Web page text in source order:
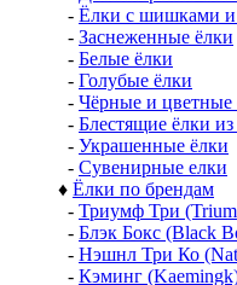
- Ёлки с шишками и
- Заснеженные ёлки
- Белые ёлки
- Голубые ёлки
- Чёрные и цветные
- Блестящие ёлки
- Украшенные ёлки
- Сувенирные елки
♦ Ёлки по брендам
- Триумф Три
- Блэк Бокс (Black
- Нэшнл Три Ко
- Кэминг